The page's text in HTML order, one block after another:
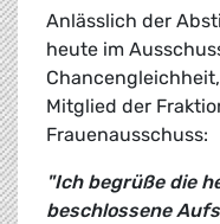
Anlässlich der
heute im
Mitglied der
Frauenausschuss:
"Ich begrüße die
beschlossene